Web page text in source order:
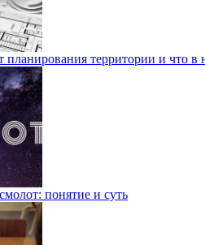
планирования территории и что в
понятие и суть